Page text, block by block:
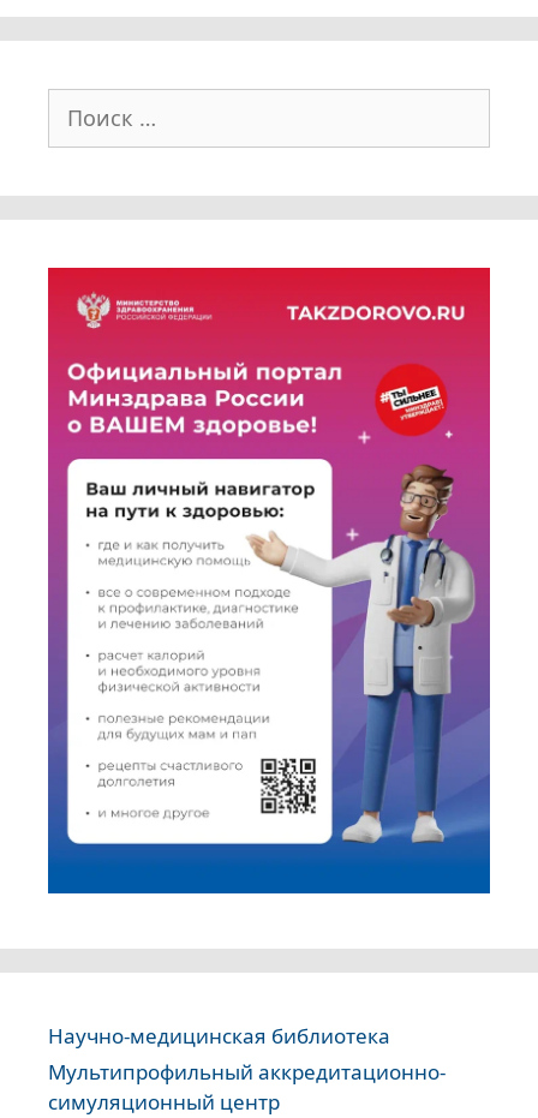
Научно-медицинская библиотека
Мультипрофильный аккредитационно-
симуляционный центр